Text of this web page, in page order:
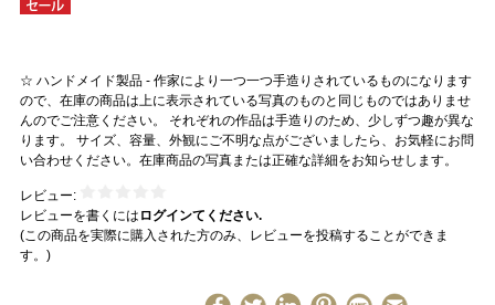
☆ ハンドメイド製品 - 作家により一つ一つ手造りされているものになります
ので、在庫の商品は上に表示されている写真のものと同じものではありませ
んのでご注意ください。 それぞれの作品は手造りのため、少しずつ趣が異な
ります。 サイズ、容量、外観にご不明な点がございましたら、お気軽にお問
い合わせください。在庫商品の写真または正確な詳細をお知らせします。
レビュー:
レビューを書くには ログインてください.
(この商品を実際に購入された方のみ、レビューを投稿することができま
す。)